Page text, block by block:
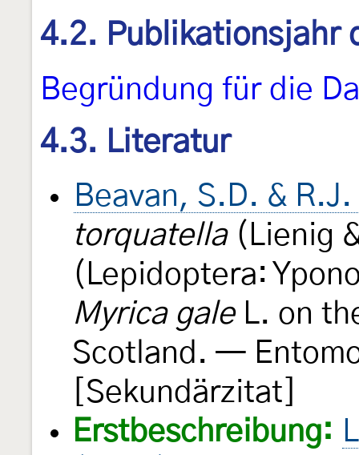
4.2. Publikationsjahr
Begründung für die
4.3. Literatur
Beavan, S.D. &
torquatella(Lienig
(Lepidoptera:
Myrica galeL. on
Scotland. —
[Sekundärzitat]
Erstbeschreibung: